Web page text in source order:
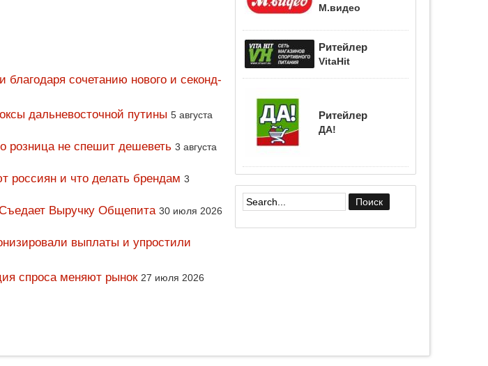
сочетанию нового и секонд-
дальневосточной путины 5 августа
розница не спешит дешеветь 3 августа
россиян и что делать брендам 3
Выручку Общепита 30 июля 2026
выплаты и упростили
спроса меняют рынок 27 июля 2026
М.видео
Ритейлер
VitaHit
Ритейлер
ДА!
Форма поиска